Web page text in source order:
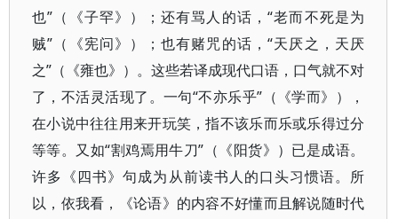
也”（《子罕》）；还有骂人的话，“老而不死是为
贼”（《宪问》）；也有赌咒的话，“天厌之，天厌
之”（《雍也》）。这些若译成现代口语，口气就不对
了，不活灵活现了。一句“不亦乐乎”（《学而》），
在小说中往往用来开玩笑，指不该乐而乐或乐得过分
等等。又如“割鸡焉用牛刀”（《阳货》）已是成语。
许多《四书》句成为从前读书人的口头习惯语。所
以，依我看，《论语》的内容不好懂而且解说随时代